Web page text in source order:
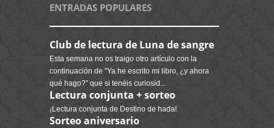
ENTRADAS POPULARES
Club de lectura de Luna de sangre
Esta semana no os traigo otro artículo con la
continuación de "Ya he escrito mi libro, ¿y ahora
qué hago?" que si tenéis curiosid...
Lectura conjunta + sorteo
¡Lectura conjunta de Destino de hada!
Sorteo aniversario